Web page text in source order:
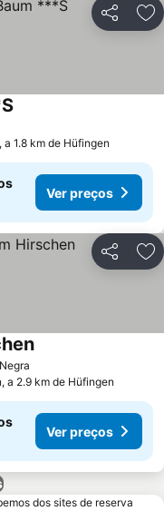
Partilhar
1.8 km de Hüfingen
Ver preços
Partilhar
Ver preços
a 2.9 km de Hüfingen
Ver preços
dos sites de reserva